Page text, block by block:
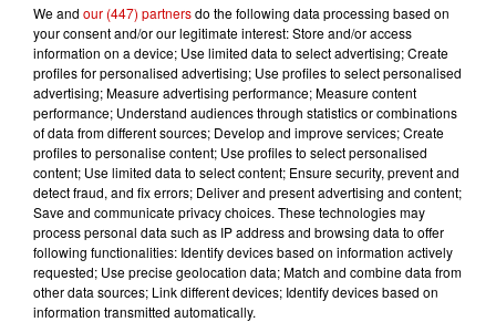
Jeux Voir plus
Gagnez vos places pour le
festival Marché Gourmand 2026
à Coulon !
Le Duel - Gagnez vos entrées
pour l'un des zoos de nos
régions !
We and our (447) partnersdo the following data processing based on
your consent and/or our legitimate interest: Store and/or access
information on a device; Use limited data to select advertising; Create
profiles for personalised advertising; Use profiles to select personalised
advertising; Measure advertising performance; Measure content
performance; Understand audiences through statistics or combinations
of data from different sources; Develop and improve services; Create
profiles to personalise content; Use profiles to select personalised
content; Use limited data to select content; Ensure security, prevent and
detect fraud, and fix errors; Deliver and present advertising and content;
Save and communicate privacy choices. These technologies may
process personal data such as IP address and browsing data to offer
following functionalities: Identify devices based on information actively
requested; Use precise geolocation data; Match and combine data from
other data sources; Link different devices; Identify devices based on
information transmitted automatically.